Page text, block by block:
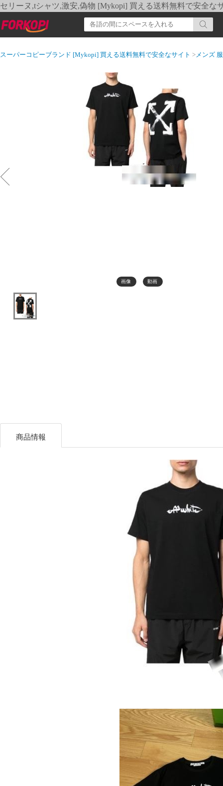
セリーヌ,tシャツ,激安,偽物 [Mykopi] 買える送料無料で安全な
スーパーコピーブランド [Mykopi] 買える送料無料で安全なサイト >メンズ 服
画像 動画
商品情報